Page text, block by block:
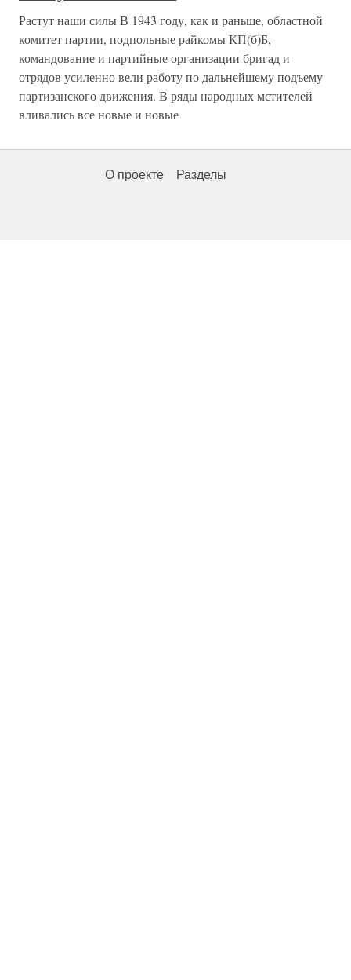
Растут наши силы В 1943 году, как и раньше, областной
комитет партии, подпольные райкомы КП(б)Б,
командование и партийные организации бригад и
отрядов усиленно вели работу по дальнейшему подъему
партизанского движения. В ряды народных мстителей
вливались все новые и новые
О проекте Разделы